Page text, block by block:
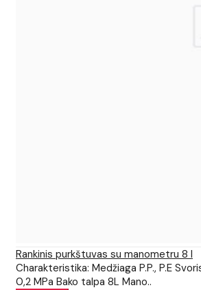
Rankinis purkštuvas su manometru 8 l
Charakteristika: Medžiaga P.P., P.E
0,2 MPa Bako talpa 8L Mano..